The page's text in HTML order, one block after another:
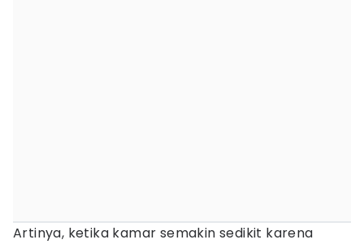
Artinya, ketika kamar semakin sedikit karena